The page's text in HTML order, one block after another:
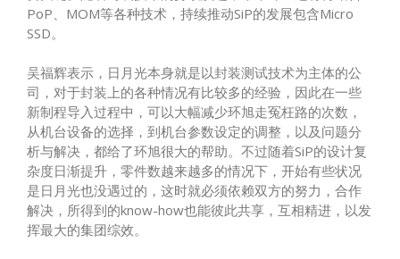
PoP、MOM等各种技术，持续推动SiP的发展包含Micro
SSD。
吴福辉表示，日月光本身就是以封装测试技术为主体的公
司，对于封装上的各种情况有比较多的经验，因此在一些
新制程导入过程中，可以大幅减少环旭走冤枉路的次数，
从机台设备的选择，到机台参数设定的调整，以及问题分
析与解决，都给了环旭很大的帮助。不过随着SiP的设计复
杂度日渐提升，零件数越来越多的情况下，开始有些状况
是日月光也没遇过的，这时就必须依赖双方的努力，合作
解决，所得到的know-how也能彼此共享，互相精进，以发
挥最大的集团综效。